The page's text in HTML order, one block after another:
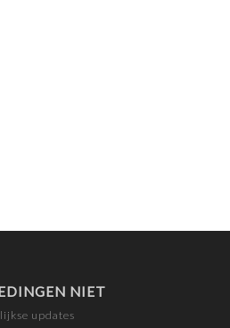
NIET
updates